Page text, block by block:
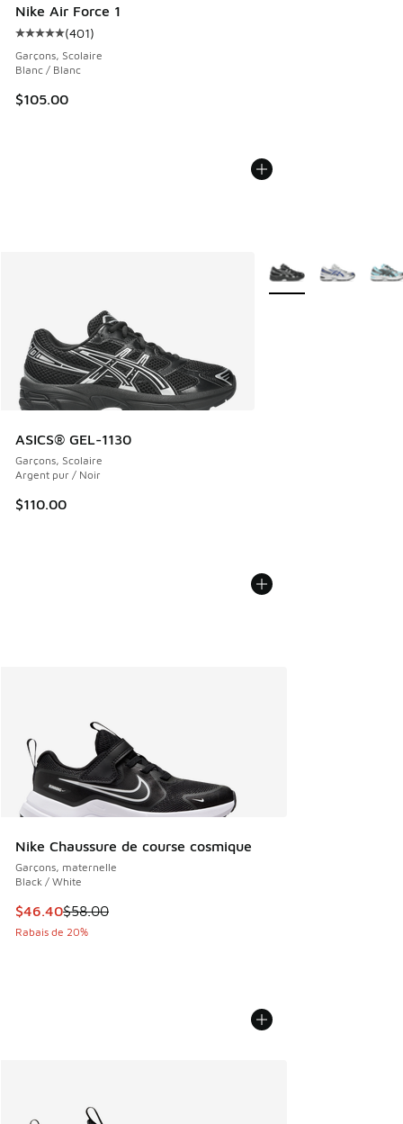
Nike Air Force 1
Cote moyenne du client - [5 sur 5 étoiles], 401
(401)
Garçons, Scolaire
Blanc / Blanc
$105.00
ASICS® GEL-1130
Garçons, Scolaire
Argent pur / Noir
$110.00
Plus de couleurs
Nike Chaussure de course cosmique
Garçons, maternelle
Black / White
Cet article est en solde. Le prix est passé de $58.00 à
$46.40$58.00
Rabais de 20%